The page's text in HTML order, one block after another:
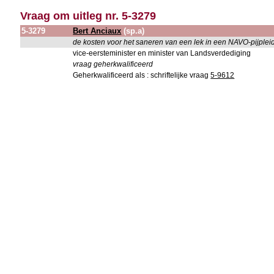
Vraag om uitleg nr. 5-3279
5-3279 Bert Anciaux (sp.a)
de kosten voor het saneren van een lek in een NAVO-
vice-eersteminister en minister van Landsverdediging
vraag geherkwalificeerd
Geherkwalificeerd als : schriftelijke vraag5-9612